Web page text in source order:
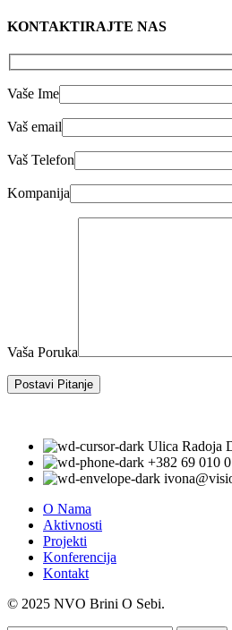
KONTAKTIRAJTE NAS
Vaše Ime
Vaš email
Vaš Telefon
Kompanija
Vaša Poruka
Ulica Radoja
+382 69 010
O Nama
Aktivnosti
Projekti
Konferencija
Kontakt
© 2025 NVO Brini O Sebi.